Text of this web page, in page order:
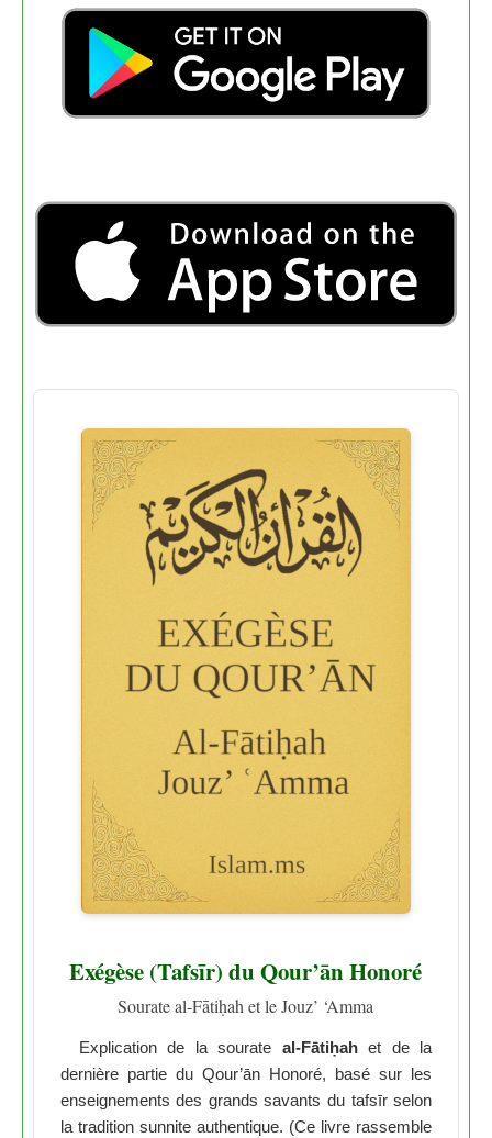
Exégèse (Tafsīr) du Qour’ān Honoré
Sourate al-Fātiḥah et le Jouz’ ‘Amma
Explication de la sourate al-Fātiḥahet de la
dernière partie du Qour’ān Honoré, basé sur les
enseignements des grands savants du tafsīr selon
la tradition sunnite authentique. (Ce livre rassemble